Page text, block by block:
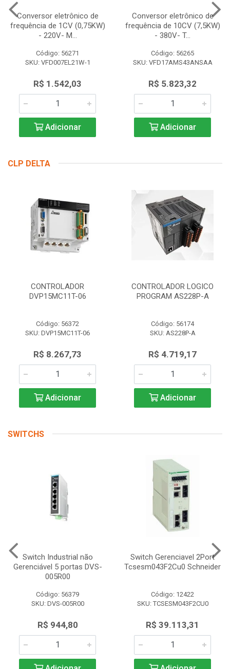
Conversor eletrônico de
frequência de 1CV (0,75KW)
- 220V- M...
Código: 56271
SKU: VFD007EL21W-1
R$ 1.542,03
Adicionar
Conversor eletrônico de
frequência de 10CV (7,5KW)
- 380V- T...
Código: 56265
SKU: VFD17AMS43ANSAA
R$ 5.823,32
Adicionar
CLP DELTA
CONTROLADOR
DVP15MC11T-06
Código: 56372
SKU: DVP15MC11T-06
R$ 8.267,73
Adicionar
CONTROLADOR LOGICO
PROGRAM AS228P-A
Código: 56174
SKU: AS228P-A
R$ 4.719,17
Adicionar
SWITCHS
Switch Industrial não
Gerenciável 5 portas DVS-
005R00
Código: 56379
SKU: DVS-005R00
R$ 944,80
Switch Gerenciavel 2Port
Tcsesm043F2Cu0 Schneider
Código: 12422
SKU: TCSESM043F2CU0
R$ 39.113,31